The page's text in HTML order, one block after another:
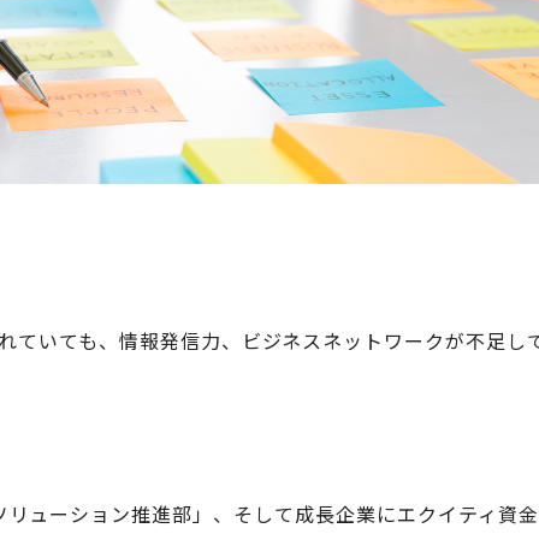
情報発信力、ビジネスネットワーク
推進部」、そして成長企業にエク